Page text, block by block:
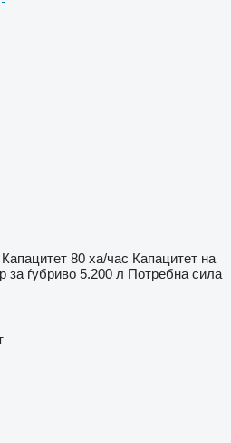
Капацитет 80 ха/час Капацитет на
за ѓубриво 5.200 л Потребна сила